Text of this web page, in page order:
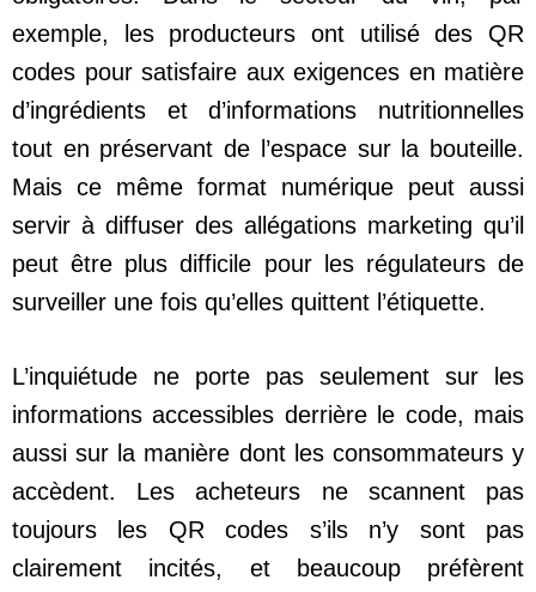
exemple, les producteurs ont utilisé des QR
codes pour satisfaire aux exigences en matière
d’ingrédients et d’informations nutritionnelles
tout en préservant de l’espace sur la bouteille.
Mais ce même format numérique peut aussi
servir à diffuser des allégations marketing qu’il
peut être plus difficile pour les régulateurs de
surveiller une fois qu’elles quittent l’étiquette.
L’inquiétude ne porte pas seulement sur les
informations accessibles derrière le code, mais
aussi sur la manière dont les consommateurs y
accèdent. Les acheteurs ne scannent pas
toujours les QR codes s’ils n’y sont pas
clairement incités, et beaucoup préfèrent